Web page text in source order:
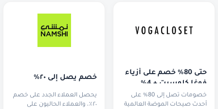
حتى 80% خصم على أزياء
فوغا كلوسيت + 4%
خصم إضافي!
خصومات تصل إلى 80% على
أحدث صيحات الموضة العالمية
خصم يصل إلى ٢٠٪
يحصل العملاء الجدد على خصم
٢٠٪، والعملاء الحاليون على